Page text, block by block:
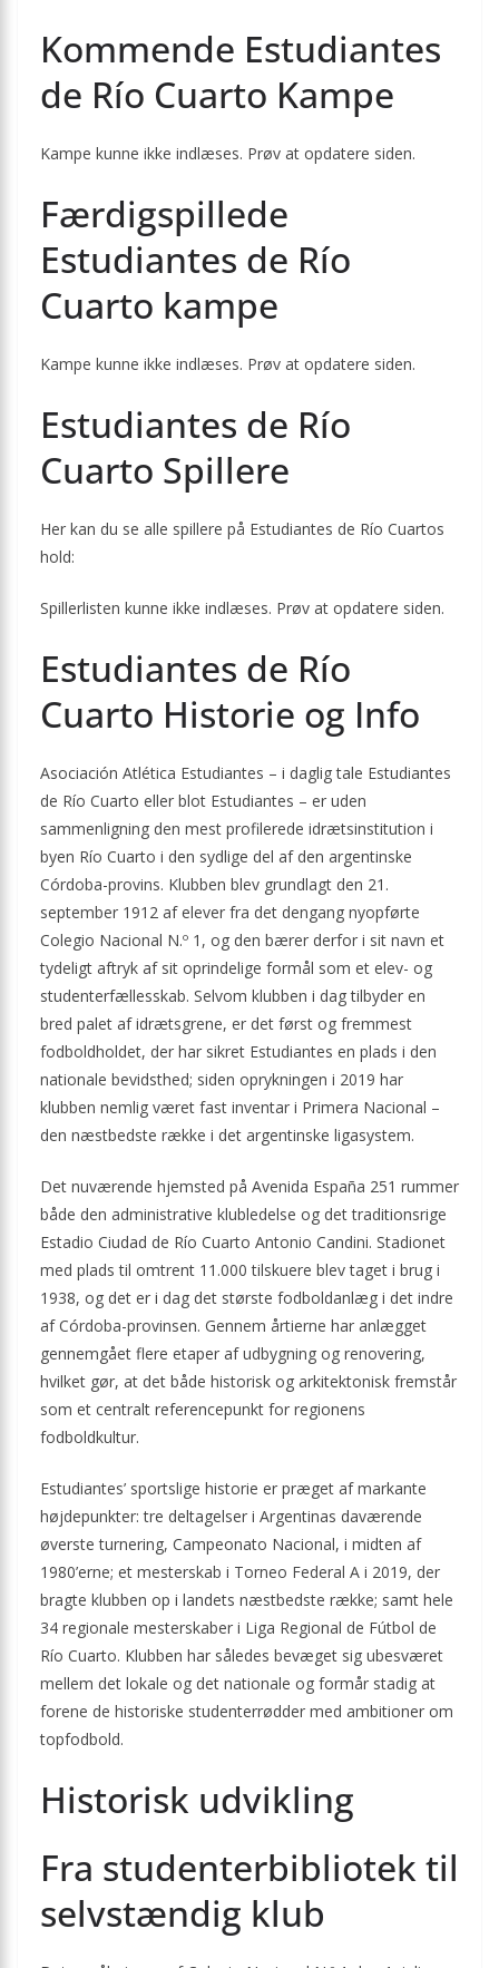
Kommende Estudiantes
de Río Cuarto Kampe
Kampe kunne ikke indlæses. Prøv at opdatere siden.
Færdigspillede
Estudiantes de Río
Cuarto kampe
Kampe kunne ikke indlæses. Prøv at opdatere siden.
Estudiantes de Río
Cuarto Spillere
Her kan du se alle spillere på Estudiantes de Río Cuartos
hold:
Spillerlisten kunne ikke indlæses. Prøv at opdatere siden.
Estudiantes de Río
Cuarto Historie og Info
Asociación Atlética Estudiantes – i daglig tale Estudiantes
de Río Cuarto eller blot Estudiantes – er uden
sammenligning den mest profilerede idrætsinstitution i
byen Río Cuarto i den sydlige del af den argentinske
Córdoba-provins. Klubben blev grundlagt den 21.
september 1912 af elever fra det dengang nyopførte
Colegio Nacional N.º 1, og den bærer derfor i sit navn et
tydeligt aftryk af sit oprindelige formål som et elev- og
studenterfællesskab. Selvom klubben i dag tilbyder en
bred palet af idrætsgrene, er det først og fremmest
fodboldholdet, der har sikret Estudiantes en plads i den
nationale bevidsthed; siden oprykningen i 2019 har
klubben nemlig været fast inventar i Primera Nacional –
den næstbedste række i det argentinske ligasystem.
Det nuværende hjemsted på Avenida España 251 rummer
både den administrative klubledelse og det traditionsrige
Estadio Ciudad de Río Cuarto Antonio Candini. Stadionet
med plads til omtrent 11.000 tilskuere blev taget i brug i
1938, og det er i dag det største fodboldanlæg i det indre
af Córdoba-provinsen. Gennem årtierne har anlægget
gennemgået flere etaper af udbygning og renovering,
hvilket gør, at det både historisk og arkitektonisk fremstår
som et centralt referencepunkt for regionens
fodboldkultur.
Estudiantes’ sportslige historie er præget af markante
højdepunkter: tre deltagelser i Argentinas daværende
øverste turnering, Campeonato Nacional, i midten af
1980’erne; et mesterskab i Torneo Federal A i 2019, der
bragte klubben op i landets næstbedste række; samt hele
34 regionale mesterskaber i Liga Regional de Fútbol de
Río Cuarto. Klubben har således bevæget sig ubesværet
mellem det lokale og det nationale og formår stadig at
forene de historiske studenter­rødder med ambitioner om
topfodbold.
Historisk udvikling
Fra studenter­bibliotek til
selvstændig klub